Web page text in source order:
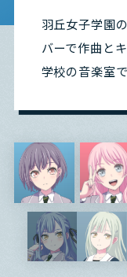
羽丘女子学園
バーで作曲と
学校の音楽室